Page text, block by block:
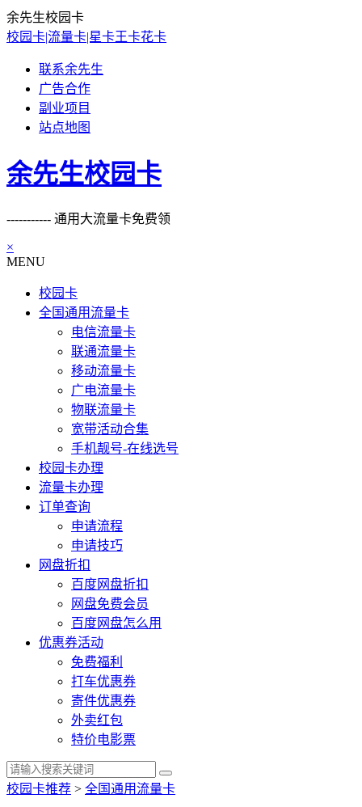
余先生校园卡
校园卡|流量卡|星卡王卡花卡
联系余先生
广告合作
副业项目
站点地图
余先生校园卡
----------- 通用大流量卡免费领
×
MENU
校园卡
全国通用流量卡
电信流量卡
联通流量卡
移动流量卡
广电流量卡
物联流量卡
宽带活动合集
手机靓号-在线选号
校园卡办理
流量卡办理
订单查询
申请流程
申请技巧
网盘折扣
百度网盘折扣
网盘免费会员
百度网盘怎么用
优惠券活动
免费福利
打车优惠券
寄件优惠券
外卖红包
特价电影票
校园卡推荐 > 全国通用流量卡